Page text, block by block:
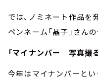
では、ノミネート作品を
ペンネーム「晶子」さんの
「マイナンバー 写真撮
今年はマイナンバーとい